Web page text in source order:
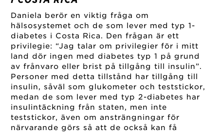
Daniela berör en viktig fråga om
hälsosystemet och de som lever med typ 1-
diabetes i Costa Rica. Den frågan är ett
privilegie: “Jag talar om privilegier för i mitt
land dör ingen med diabetes typ 1 på grund
av frånvaro eller brist på tillgång till insulin”.
Personer med detta tillstånd har tillgång till
insulin, såväl som glukometer och teststickor,
medan de som lever med typ 2-diabetes har
insulintäckning från staten, men inte
teststickor, även om ansträngningar för
närvarande görs så att de också kan få